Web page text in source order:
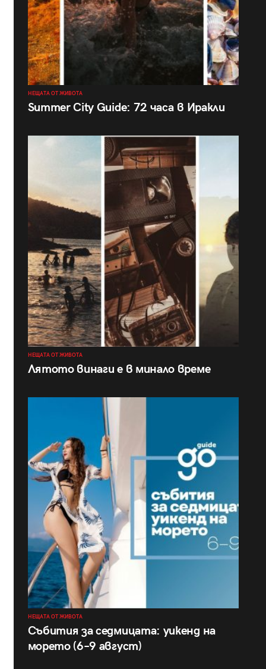
НЕЩАТА ОТ ЖИВОТА
Summer City Guide: 72 часа в Иракли
НЕЩАТА ОТ ЖИВОТА
Лятото винаги е в минало време
НЕЩАТА ОТ ЖИВОТА
Събития за седмицата: уикенд на
морето (6–9 август)